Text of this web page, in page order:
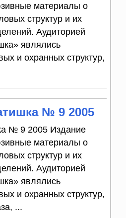
материалы о
структур и их
Аудиторией
являлись
и охранных структур,
№ 9 2005
№ 9 2005 Издание
материалы о
структур и их
Аудиторией
являлись
и охранных структур,
...